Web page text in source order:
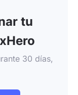
tu
30 días,